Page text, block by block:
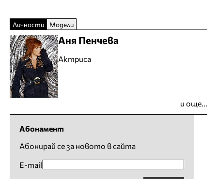
Личности Модели
Аня Пенчева
Актриса
и още...
Абонамент
Абонирай се за новото в сайта
E-mail